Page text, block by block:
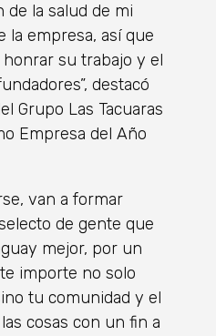
de la salud de mi
la empresa, así que
su trabajo y el
destacó
Grupo Las Tacuaras
Empresa del Año
van a formar
de gente que
mejor, por un
importe no solo
tu comunidad y el
cosas con un fin a